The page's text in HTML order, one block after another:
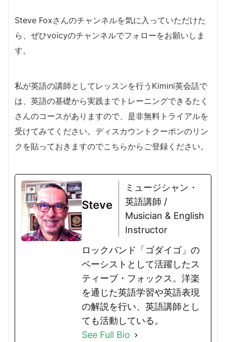
Steve Foxさんのチャンネルを気に入っていただけた
ら、ぜひvoicyのチャンネルでフォローをお願いしま
す。
私が英語の講師としてレッスンを行うKimini英会話で
は、英語の基礎から実践までトレーニングできるたく
さんのコースがありますので、是非無料トライアルを
受けてみてください。ディスカウントクーポンのリン
クを貼っておきますのでこちらからご登録ください。
Steve
ミュージシャン・
英語講師 /
Musician & English
Instructor
ロックバンド「ゴダイゴ」の
ベーシストとして活躍したス
ティーブ・フォックス。洋楽
を通じた英語学習や英語表現
の解説を行い、英語講師とし
ても活動している。
See Full Bio